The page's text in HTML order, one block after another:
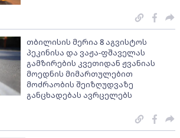
თბილისის მერია 8 აგვისტოს
პეკინისა და ვაჟა-ფშაველას
გამზირების კვეთიდან ჟვანიას
მოედნის მიმართულებით
მოძრაობის შეიზღუდვაზე
განცხადებას ავრცელებს